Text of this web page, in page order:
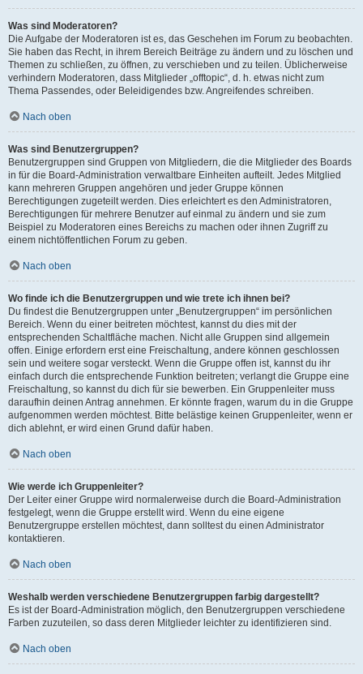
Was sind Moderatoren?
Die Aufgabe der Moderatoren ist es, das Geschehen im Forum zu beobachten.
Sie haben das Recht, in ihrem Bereich Beiträge zu ändern und zu löschen und
Themen zu schließen, zu öffnen, zu verschieben und zu teilen. Üblicherweise
verhindern Moderatoren, dass Mitglieder „offtopic“, d. h. etwas nicht zum
Thema Passendes, oder Beleidigendes bzw. Angreifendes schreiben.
Nach oben
Was sind Benutzergruppen?
Benutzergruppen sind Gruppen von Mitgliedern, die die Mitglieder des Boards
in für die Board-Administration verwaltbare Einheiten aufteilt. Jedes Mitglied
kann mehreren Gruppen angehören und jeder Gruppe können
Berechtigungen zugeteilt werden. Dies erleichtert es den Administratoren,
Berechtigungen für mehrere Benutzer auf einmal zu ändern und sie zum
Beispiel zu Moderatoren eines Bereichs zu machen oder ihnen Zugriff zu
einem nichtöffentlichen Forum zu geben.
Nach oben
Wo finde ich die Benutzergruppen und wie trete ich ihnen bei?
Du findest die Benutzergruppen unter „Benutzergruppen“ im persönlichen
Bereich. Wenn du einer beitreten möchtest, kannst du dies mit der
entsprechenden Schaltfläche machen. Nicht alle Gruppen sind allgemein
offen. Einige erfordern erst eine Freischaltung, andere können geschlossen
sein und weitere sogar versteckt. Wenn die Gruppe offen ist, kannst du ihr
einfach durch die entsprechende Funktion beitreten; verlangt die Gruppe eine
Freischaltung, so kannst du dich für sie bewerben. Ein Gruppenleiter muss
daraufhin deinen Antrag annehmen. Er könnte fragen, warum du in die Gruppe
aufgenommen werden möchtest. Bitte belästige keinen Gruppenleiter, wenn er
dich ablehnt, er wird einen Grund dafür haben.
Nach oben
Wie werde ich Gruppenleiter?
Der Leiter einer Gruppe wird normalerweise durch die Board-Administration
festgelegt, wenn die Gruppe erstellt wird. Wenn du eine eigene
Benutzergruppe erstellen möchtest, dann solltest du einen Administrator
kontaktieren.
Nach oben
Weshalb werden verschiedene Benutzergruppen farbig dargestellt?
Es ist der Board-Administration möglich, den Benutzergruppen verschiedene
Farben zuzuteilen, so dass deren Mitglieder leichter zu identifizieren sind.
Nach oben